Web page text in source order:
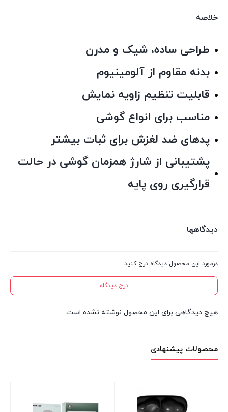
خلاصه
طراحی ساده، شیک و مدرن
بدنه مقاوم از آلومینیوم
قابلیت تنظیم زاویه نمایش
مناسب برای انواع گوشی
پدهای ضد لغزش برای ثبات بیشتر
پشتیبانی از شارژ همزمان گوشی در حالت
قرارگیری روی پایه
دیدگاهها
درمورد این محصول دیدگاه درج کنید.
درج دیدگاه
هیچ دیدگاهی برای این محصول نوشته نشده است.
محصولات پیشنهادی